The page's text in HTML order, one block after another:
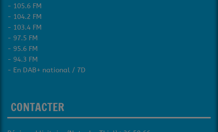
- 105.6 FM
- 104.2 FM
- 103.4 FM
- 97.5 FM
- 95.6 FM
- 94.3 FM
- En DAB+ national / 7D
CONTACTER